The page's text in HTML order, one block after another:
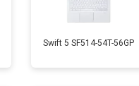
Swift 5 SF514-54T-56GP